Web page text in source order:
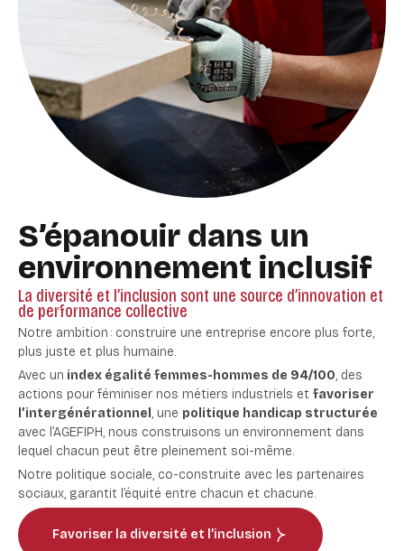
S’épanouir dans un
environnement inclusif
La diversité et l’inclusion sont une source d’innovation et
de performance collective
Notre ambition : construire une entreprise encore plus forte,
plus juste et plus humaine.
Avec un index égalité femmes-hommes de 94/100, des
actions pour féminiser nos métiers industriels et favoriser
l’intergénérationnel , une politique handicap structurée
avec l’AGEFIPH, nous construisons un environnement dans
lequel chacun peut être pleinement soi-même.
Notre politique sociale, co-construite avec les partenaires
sociaux, garantit l’équité entre chacun et chacune.
Favoriser la diversité et l’inclusion